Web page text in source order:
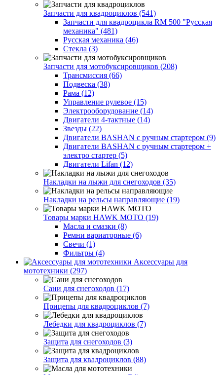
Запчасти для квадроциклов (541)
Запчасти для квадроцикла RM 500 "Русская
механика" (481)
Русская механика (46)
Стекла (3)
Запчасти для мотобуксировщиков (208)
Трансмиссия (66)
Подвеска (38)
Рама (12)
Управление рулевое (15)
Электрооборудование (14)
Двигатели 4-тактные (14)
Звезды (22)
Двигатели BASHAN с ручным стартером (9)
Двигатели BASHAN с ручным стартером +
электро стартер (5)
Двигатели Lifan (12)
Накладки на лыжи для снегоходов (35)
Накладки на рельсы направляющие (19)
Товары марки HAWK MOTO (19)
Масла и смазки (8)
Ремни вариаторные (6)
Свечи (1)
Фильтры (4)
Аксессуары для
мототехники (297)
Сани для снегоходов (17)
Прицепы для квадроциклов (7)
Лебедки для квадроциклов (7)
Защита для снегоходов (3)
Защита для квадроциклов (88)